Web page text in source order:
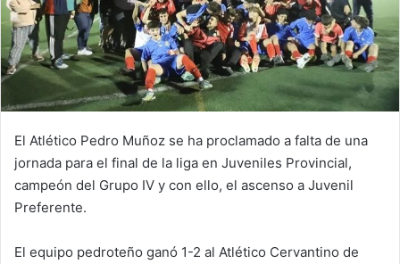
El Atlético Pedro Muñoz se ha proclamado a falta de una
jornada para el final de la liga en Juveniles Provincial,
campeón del Grupo IV y con ello, el ascenso a Juvenil
Preferente.
El equipo pedroteño ganó 1-2 al Atlético Cervantino de